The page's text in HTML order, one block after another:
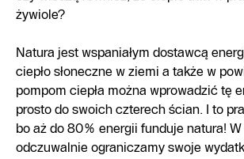
żywiole?
Natura jest wspaniałym dostawcą
ciepło słoneczne w ziemi a także w
pompom ciepła można wprowadzić tę
prosto do swoich czterech ścian. I to
bo aż do 80% energii funduje natura!
odczuwalnie ograniczamy swoje